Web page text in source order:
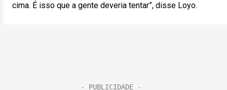
cima. É isso que a gente deveria tentar”, disse Loyo.